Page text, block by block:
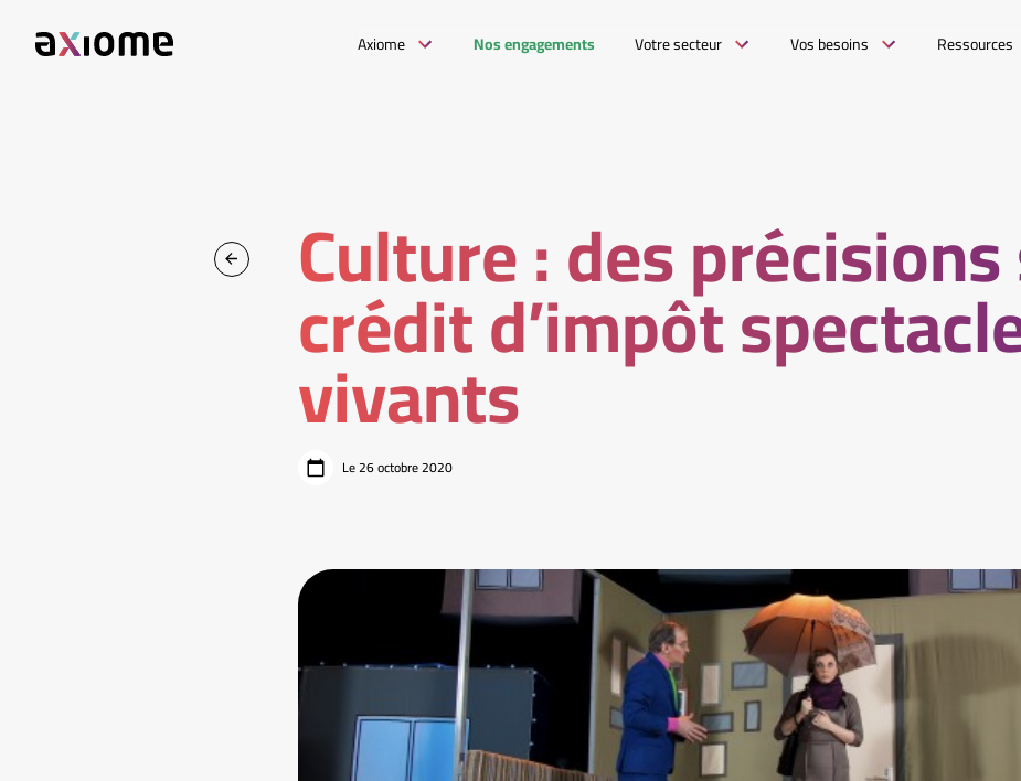
Axiome Nos engagements Votre secteur Vos besoins Ressources
Culture : des
crédit d’impôt
vivants
Le 26 octobre 2020